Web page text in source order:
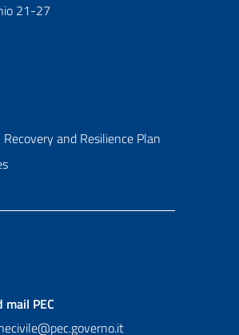
21-27
and Resilience Plan
mail PEC